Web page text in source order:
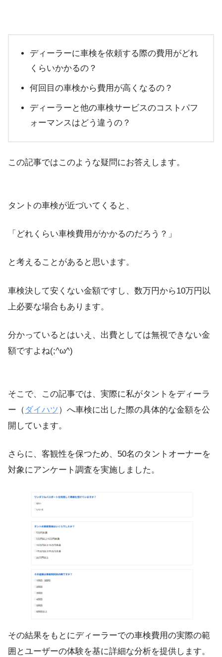
ディーラーに車検を依頼する際の費用がどれ
くらいかかるの？
何回目の車検から費用が高くなるの？
ディーラーと他の車検サービスのコストパフ
ォーマンスはどう違うの？
この記事ではこのような疑問にお答えします。
タントの車検が近づいてくると、
「どれくらい車検費用がかかるのだろう？」
と考えることがあると思います。
車検決して安くない金額ですし、数万円から10万円以
上必要な場合もあります。
分かっているとはいえ、出費としては無視できない金
額ですよね(;^ω^)
そこで、この記事では、実際に私がタントをディーラ
ー（ ダイハツ ）へ車検に出した際の具体的な金額を公
開しています。
さらに、客観性を保つため、50名のタントオーナーを
対象にアンケート調査を実施しました。
その結果をもとにディーラーでの車検費用の実際の範
囲とユーザーの体験を基に詳細な分析を提供します。